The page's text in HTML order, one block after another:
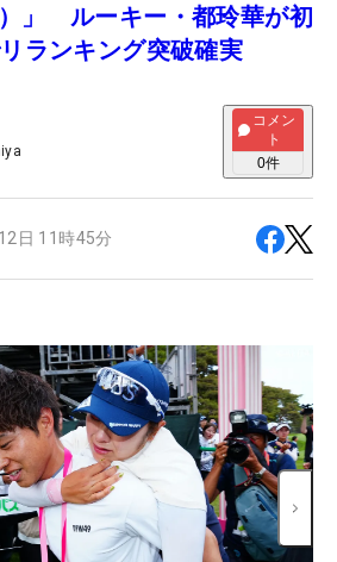
」 ルーキー・都玲華が初
ランキング突破確実
コメン
ト
0件
日 11時45分